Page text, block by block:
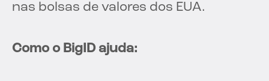
nas bolsas de valores dos EUA.
Como o BigID ajuda: